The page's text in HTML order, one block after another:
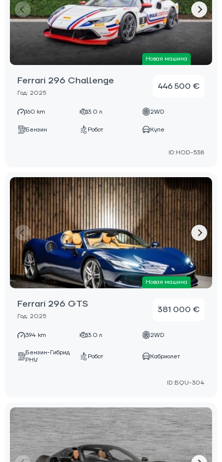
Новая машина
Ferrari 296 Challenge
Год: 2025
446 500 €
160 km 3.0 л 2WD
Бензин Робот Купе
ID:HOD-538
Новая машина
Ferrari 296 GTS
Год: 2025
381 000 €
394 km 3.0 л 2WD
Бензин-Гибрид
PHV
Робот Кабриолет
ID:BQU-304